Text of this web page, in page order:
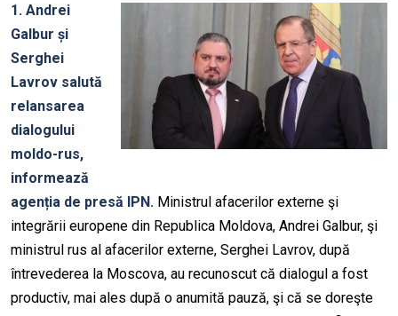
1. Andrei
Galbur și
Serghei
Lavrov salută
relansarea
dialogului
moldo-rus,
informează
agenția de presă IPN. Ministrul afacerilor externe şi
integrării europene din Republica Moldova, Andrei Galbur, şi
ministrul rus al afacerilor externe, Serghei Lavrov, după
întrevederea la Moscova, au recunoscut că dialogul a fost
productiv, mai ales după o anumită pauză, şi că se doreşte